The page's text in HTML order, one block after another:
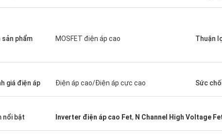
sản phẩm MOSFET điện áp cao Thuận
giá điện áp Điện áp cao/Điện áp cực cao Sức
nổi bật Inverter điện áp cao Fet, N Channel High Voltage